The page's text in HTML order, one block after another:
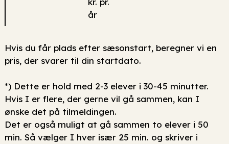
år
Hvis du får plads efter sæsonstart, beregner vi en
pris, der svarer til din startdato.
*) Dette er hold med 2-3 elever i 30-45 minutter.
Hvis I er flere, der gerne vil gå sammen, kan I
ønske det på tilmeldingen.
Det er også muligt at gå sammen to elever i 50
min. Så vælger I hver især 25 min. og skriver i